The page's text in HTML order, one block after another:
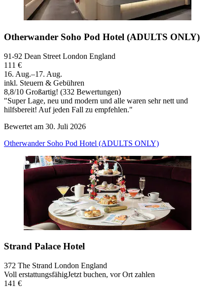
Otherwander Soho Pod Hotel (ADULTS ONLY)
91-92 Dean Street London England
111 €
16. Aug.–17. Aug.
inkl. Steuern & Gebühren
8,8/10 Großartig! (332 Bewertungen)
"Super Lage, neu und modern und alle waren sehr nett und
hilfsbereit! Auf jeden Fall zu empfehlen."
Bewertet am 30. Juli 2026
Otherwander Soho Pod Hotel (ADULTS ONLY)
Strand Palace Hotel
372 The Strand London England
Voll erstattungsfähigJetzt buchen, vor Ort zahlen
141 €